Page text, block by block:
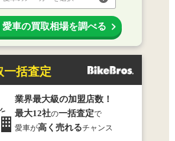
愛車の買取相場を調べる
一括査定
業界最大級の加盟店数！
最大12社の一括査定で
愛車が高く売れるチャンス